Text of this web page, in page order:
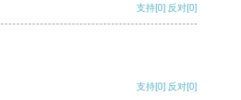
支持[0] 反对[0]
支持[0] 反对[0]